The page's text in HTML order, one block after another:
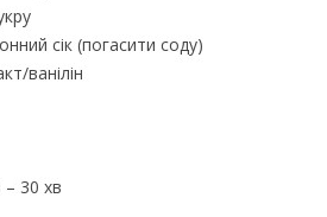
сік (погасити соду)
ванілін
– 30 хв